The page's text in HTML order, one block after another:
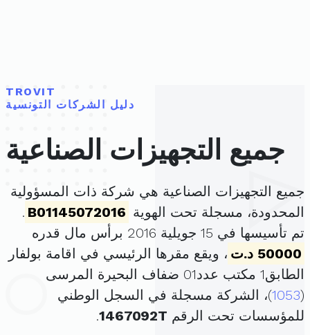
TROVIT
دليل الشركات التونسية
جميع التجهيزات الصناعية
جميع التجهيزات الصناعية هي شركة ذات المسؤولية
المحدودة، مسجلة تحت الهوية B01145072016
.
تم تأسيسها في 15 جويلية 2016 برأس مال قدره
50000 د.ت
، ويقع مقرها الرئيسي في اقامة بولفار
الطابق1 مكتب عدد01 ضفاف البحيرة المرسى
(
1053)، الشركة مسجلة في السجل الوطني
للمؤسسات تحت الرقم 1467092T
.